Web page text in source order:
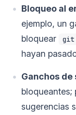
Bloqueo al
ejemplo, un
bloquear
git
hayan
Ganchos de
bloqueantes;
sugerencias